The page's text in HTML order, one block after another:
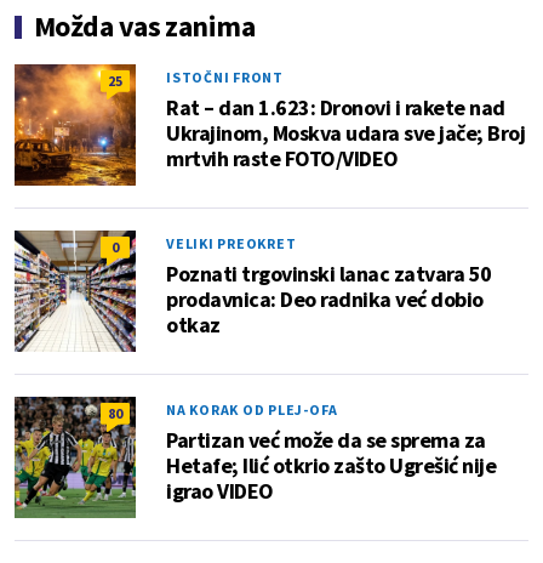
Možda vas zanima
25 ISTOČNI FRONT
Rat – dan 1.623: Dronovi i rakete nad
Ukrajinom, Moskva udara sve jače; Broj
mrtvih raste FOTO/VIDEO
0 VELIKI PREOKRET
Poznati trgovinski lanac zatvara 50
prodavnica: Deo radnika već dobio
otkaz
80 NA KORAK OD PLEJ-OFA
Partizan već može da se sprema za
Hetafe; Ilić otkrio zašto Ugrešić nije
igrao VIDEO